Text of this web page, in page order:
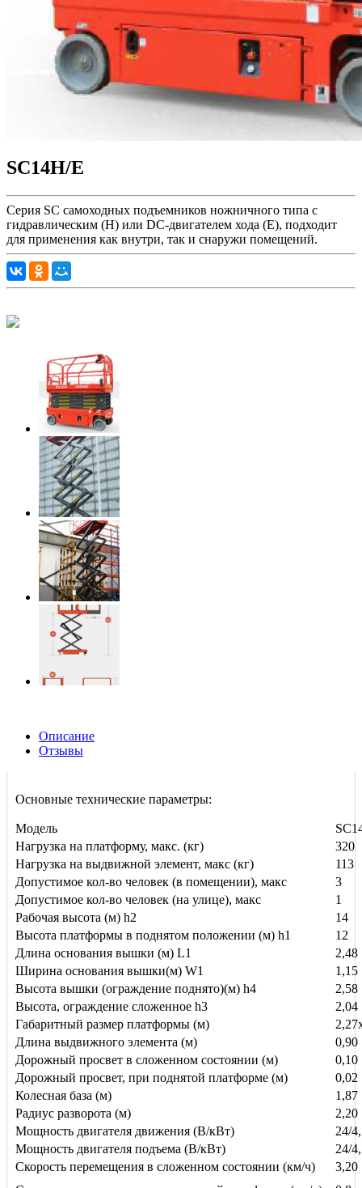
SC14H/E
Серия SC самоходных подъемников ножничного типа с
гидравлическим (H) или DC-двигателем хода (E), подходит
для применения как внутри, так и снаружи помещений.
Описание
Отзывы
Основные технические параметры:
Модель
Нагрузка на платформу, макс. (кг)
320
Нагрузка на выдвижной элемент, макс (кг)
113
Допустимое кол-во человек (в помещении), макс
3
Допустимое кол-во человек (на улице), макс
1
Рабочая высота (м) h2
14
Высота платформы в поднятом положении (м) h1
12
Длина основания вышки (м) L1
2,48
Ширина основания вышки(м) W1
1,15
Высота вышки (ограждение поднято)(м) h4
2,58
Высота, ограждение сложенное h3
2,04
Габаритный размер платформы (м)
Длина выдвижного элемента (м)
0,90
Дорожный просвет в сложенном состоянии (м)
0,10
Дорожный просвет, при поднятой платформе (м)
0,02
Колесная база (м)
1,87
Радиус разворота (м)
2,20
Мощность двигателя движения (В/кВт)
24/
Мощность двигателя подъема (В/кВт)
24/
Скорость перемещения в сложенном состоянии (км/ч)
3,20